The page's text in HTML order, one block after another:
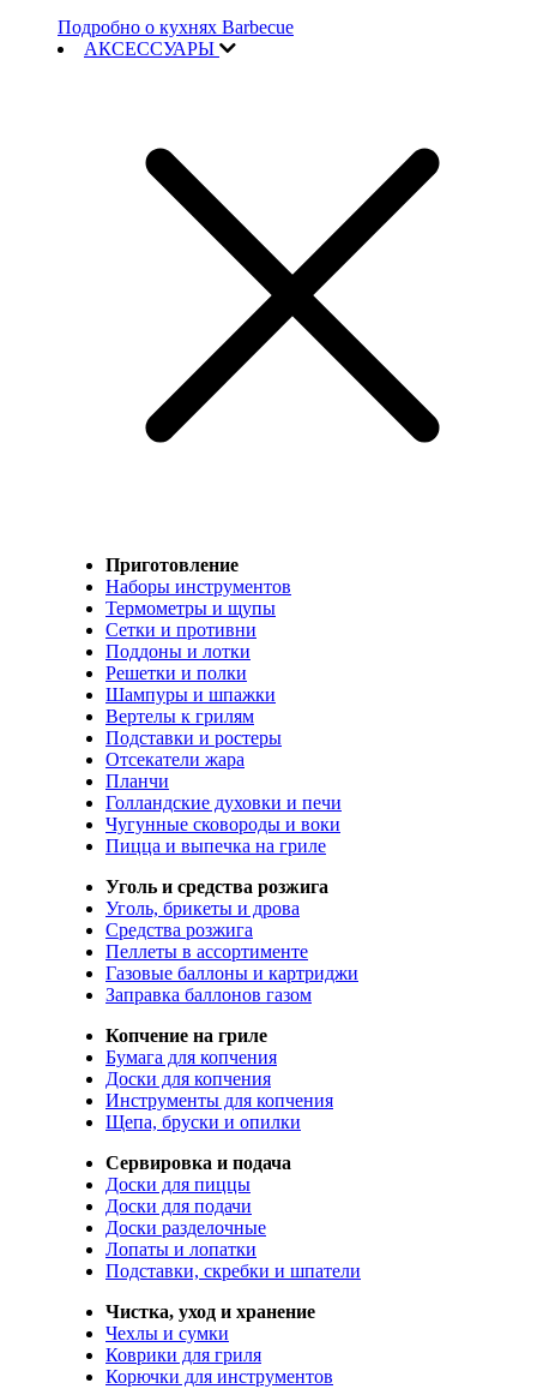
Подробно о кухнях Barbecue
АКСЕССУАРЫ
Приготовление
Наборы инструментов
Термометры и щупы
Сетки и противни
Поддоны и лотки
Решетки и полки
Шампуры и шпажки
Вертелы к грилям
Подставки и ростеры
Отсекатели жара
Планчи
Голландские духовки и печи
Чугунные сковороды и воки
Пицца и выпечка на гриле
Уголь и средства розжига
Уголь, брикеты и дрова
Средства розжига
Пеллеты в ассортименте
Газовые баллоны и картриджи
Заправка баллонов газом
Копчение на гриле
Бумага для копчения
Доски для копчения
Инструменты для копчения
Щепа, бруски и опилки
Сервировка и подача
Доски для пиццы
Доски для подачи
Доски разделочные
Лопаты и лопатки
Подставки, скребки и шпатели
Чистка, уход и хранение
Чехлы и сумки
Коврики для гриля
Корючки для инструментов